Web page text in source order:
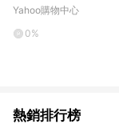
Yahoo購物中心
0%
熱銷排行榜